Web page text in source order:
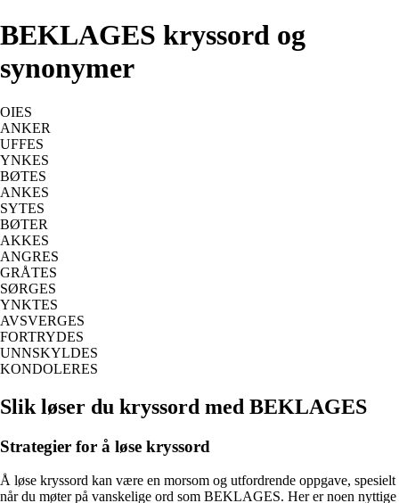
BEKLAGES kryssord og
synonymer
OIES
ANKER
UFFES
YNKES
BØTES
ANKES
SYTES
BØTER
AKKES
ANGRES
GRÅTES
SØRGES
YNKTES
AVSVERGES
FORTRYDES
UNNSKYLDES
KONDOLERES
Slik løser du kryssord med BEKLAGES
Strategier for å løse kryssord
Å løse kryssord kan være en morsom og utfordrende oppgave, spesielt
når du møter på vanskelige ord som BEKLAGES. Her er noen nyttige